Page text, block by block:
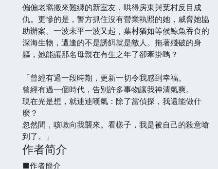
偏偏老窩搬來難纏的新室友，哄得房東與葉村反目成
仇。更慘的是，警方抓住沒有營業執照的她，威脅她協
助辦案。一波未平一波又起，葉村猶如等候鯨魚吞食的
深海生物，遭逢的不是誘餌就是敵人。拖著殘破的身
軀，她能讓那名母親在有生之年了卻牽掛嗎？
「曾經有過一段時期，更新一切令我感到幸福。
曾經有過一個時代，告別許多事物讓我神清氣爽。
現在光是想，就連連嘆氣：除了當偵探，我還能做什
麼？
忽然間，咳嗽向我襲來。看樣子，我是被自己的殺意嗆
到了。」
作者简介
■作者簡介